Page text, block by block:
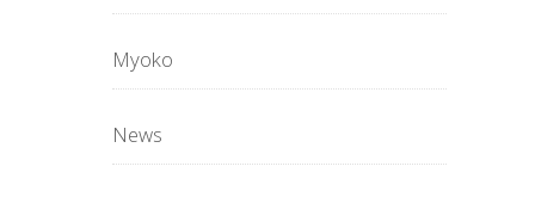
Myoko
News